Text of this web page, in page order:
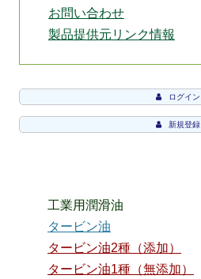
お問い合わせ
製品提供元リンク情報
ログイン
新規登録
工業用潤滑油
タービン油
タービン油2種（添加）
タービン油1種（無添加）